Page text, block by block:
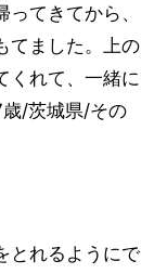
てきてから、
てました。上の
くれて、一緒に
/茨城県/その
とれるようにで